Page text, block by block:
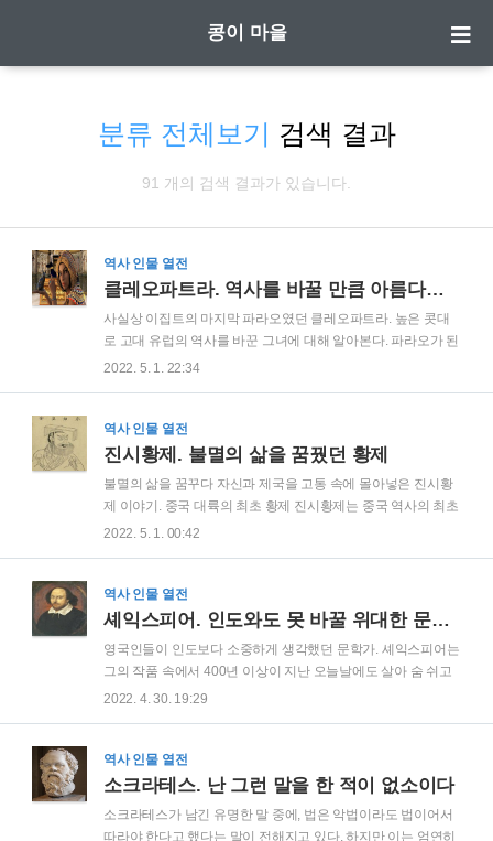
콩이 마을
분류 전체보기 검색 결과
91 개의 검색 결과가 있습니다.
역사 인물 열전
클레오파트라. 역사를 바꿀 만큼 아름다웠던 이집트 여자 파라오.
사실상 이집트의 마지막 파라오였던 클레오파트라. 높은 콧대
로 고대 유럽의 역사를 바꾼 그녀에 대해 알아본다. 파라오가 된
그녀 클레오파트라가 태어났을 무렵부터 이집트는 쇠락기로 접
나라에서의 침략을 당시 이집트는 막아낼 수가 없었다. 그래서
이집트는 외부세력의 힘에 의존했고, 그 외부세력이 바로 로마
다. 이런 시기에 클레오파트라의 아버지인 프톨레마이오스 12
세는 그의 아들과 그녀에게 이집트를 같이 통치하라는 이상한
유언을 남기고 죽어버린다. 하지만 그녀는 남동생과의 권력 싸
움에서 지고 말았고, 이내 지방으로 도망가는 처지가 되..
2022. 5. 1. 22:34
역사 인물 열전
진시황제. 불멸의 삶을 꿈꿨던 황제
불멸의 삶을 꿈꾸다 자신과 제국을 고통 속에 몰아넣은 진시황
제 이야기. 중국 대륙의 최초 황제 진시황제는 중국 역사의 최초
의 황제이다. 6개국의 춘추전국시대에서 왕들이 각각 자신의 영
최초의 진나라 황제라는 뜻으로 진시황제가 된 것이다. 그는 역
사가들에게 대부분 폭군이라 불리며 좋은 평가를 못 받아 왔었
대륙을 황제 중심으로 통치하는 더욱 강력한 체계를 만들었고,
이후 청나라가 멸망할 때까지 긴 세월 동안 황제 중앙 통치 체계
는 변함없이 유지된다. 그가 비록 폭군일지라도, 그를 빼놓고는
중국의 역사를 얘기할 수는 없는 이유..
2022. 5. 1. 00:42
역사 인물 열전
셰익스피어. 인도와도 못 바꿀 위대한 문학가
영국인들이 인도보다 소중하게 생각했던 문학가. 셰익스피어는
그의 작품 속에서 400년 이상이 지난 오늘날에도 살아 숨 쉬고
있다. 천재 극작가의 탄생 윌리엄 셰익스피어는 1564년 잉글랜
사정이 안 좋아지면서 학업을 중단하고 생계를 위해 일을 해야
만 했다. 일찍 학업을 중단하여 대학 진학을 하지 못한 그는 성
그러던 도중, 18세에 8살 연상의 여자와 결혼도 하지만 그에게
2022. 4. 30. 19:29
역사 인물 열전
소크라테스. 난 그런 말을 한 적이 없소이다
소크라테스가 남긴 유명한 말 중에, 법은 악법이라도 법이어서
따라야 한다고 했다는 말이 전해지고 있다. 하지만 이는 엄연히